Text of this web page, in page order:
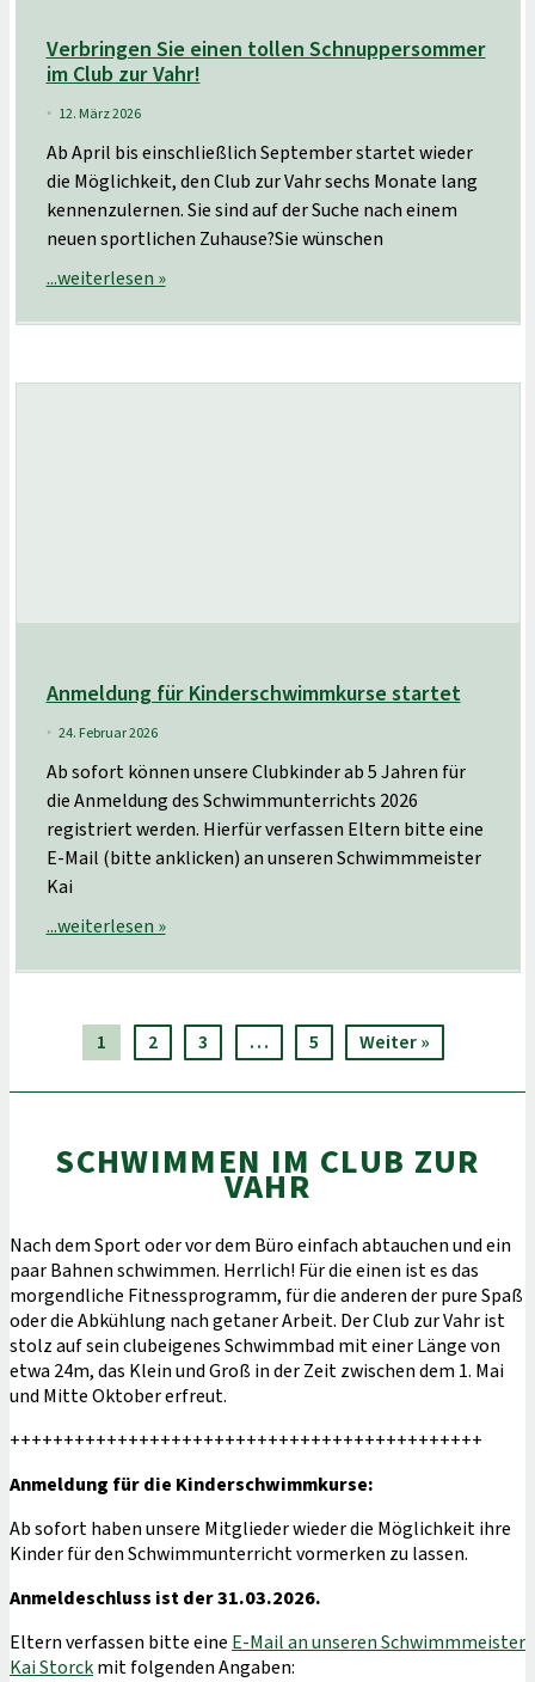
Verbringen Sie einen tollen Schnuppersommer
im Club zur Vahr!
• 12. März 2026
Ab April bis einschließlich September startet wieder
die Möglichkeit, den Club zur Vahr sechs Monate lang
kennenzulernen. Sie sind auf der Suche nach einem
neuen sportlichen Zuhause?Sie wünschen
...weiterlesen »
Anmeldung für Kinderschwimmkurse startet
• 24. Februar 2026
Ab sofort können unsere Clubkinder ab 5 Jahren für
die Anmeldung des Schwimmunterrichts 2026
registriert werden. Hierfür verfassen Eltern bitte eine
E-Mail (bitte anklicken) an unseren Schwimmmeister
Kai
...weiterlesen »
1 2 3 … 5 Weiter »
SCHWIMMEN IM CLUB ZUR
VAHR
Nach dem Sport oder vor dem Büro einfach abtauchen und ein
paar Bahnen schwimmen. Herrlich! Für die einen ist es das
morgendliche Fitnessprogramm, für die anderen der pure Spaß
oder die Abkühlung nach getaner Arbeit. Der Club zur Vahr ist
stolz auf sein clubeigenes Schwimmbad mit einer Länge von
etwa 24m, das Klein und Groß in der Zeit zwischen dem 1. Mai
und Mitte Oktober erfreut.
++++++++++++++++++++++++++++++++++++++++++++
Anmeldung für die Kinderschwimmkurse:
Ab sofort haben unsere Mitglieder wieder die Möglichkeit ihre
Kinder für den Schwimmunterricht vormerken zu lassen.
Anmeldeschluss ist der 31.03.2026.
Eltern verfassen bitte eineE-Mail an unseren Schwimmmeister
Kai Storckmit folgenden Angaben: